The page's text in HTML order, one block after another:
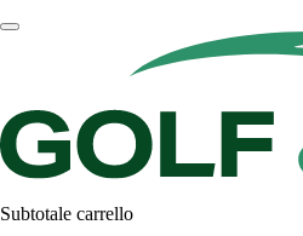
Subtotale carrello